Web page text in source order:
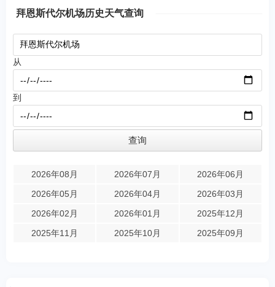
拜恩斯代尔机场历史天气查询
从
到
2026年08月 2026年07月
2026年06月
2026年05月
2026年04月
2026年03月
2026年02月
2026年01月
2025年12月
2025年11月
2025年10月 2025年09月